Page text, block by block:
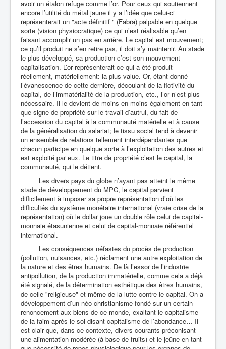
avoir un étalon refuge comme l’or. Pour ceux qui soutiennent
encore l’utilité du métal jaune il y a l’idée que celui-ci
représenterait un "acte définitif " (Fabra) palpable en quelque
sorte (vision physiocratique) ce qui n’est réalisable qu’en
faisant accomplir un pas en arrière. Le capital est mouvement;
ce qu’il produit ne s’en retire pas, il doit s’y maintenir. Au stade
le plus développé, sa production c’est son mouvement-
capitalisation. L’or représenterait ce qui a été produit
réellement, matériellement: la plus-value. Or, étant donné
l’évanescence de cette dernière, découlant de la fictivité du
capital, de l’immatérialité de la production, etc., l’or n’est plus
nécessaire. Il le devient de moins en moins également en tant
que signe de propriété sur le travail d’autrui, du fait de
l’accession du capital à la communauté matérielle et à cause
de la généralisation du salariat; le tissu social tend à devenir
un ensemble de relations tellement interdépendantes que
chacun participe en quelque sorte à l’exploitation des autres et
est exploité par eux. Le titre de propriété c’est le capital, la
communauté, qui le détient.
Les divers pays du globe n’ayant pas atteint le même
stade de développement du MPC, le capital parvient
difficilement à imposer sa propre représentation d’où les
difficultés du système monétaire international (vraie crise de la
représentation) où le dollar joue un double rôle celui de capital-
monnaie étasunienne et celui de capital-monnaie référentiel
international.
Les conséquences néfastes du procès de production
(pollution, nuisances, etc.) réclament une autre exploitation de
la nature et des êtres humains. De là l’essor de l’industrie
antipollution, de la production immatérielle, comme cela a déjà
été signalé, de la détermination esthétique des êtres humains,
de celle "religieuse" et même de la lutte contre le capital. On a
développement d’un néo-christianisme fondé sur un certain
renoncement aux biens de ce monde, exaltant le capitalisme
de la faim après le soi-disant capitalisme de l’abondance… Il
est clair que, dans ce contexte, divers courants préconisant
une alimentation modérée (à base de fruits) et le jeûne en tant